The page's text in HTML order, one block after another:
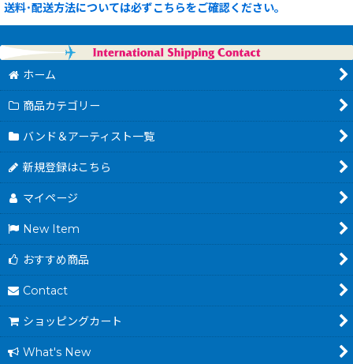
送料･配送方法については必ずこちらをご確認ください。
ホーム
商品カテゴリー
バンド＆アーティスト一覧
新規登録はこちら
マイページ
New Item
おすすめ商品
Contact
ショッピングカート
What's New